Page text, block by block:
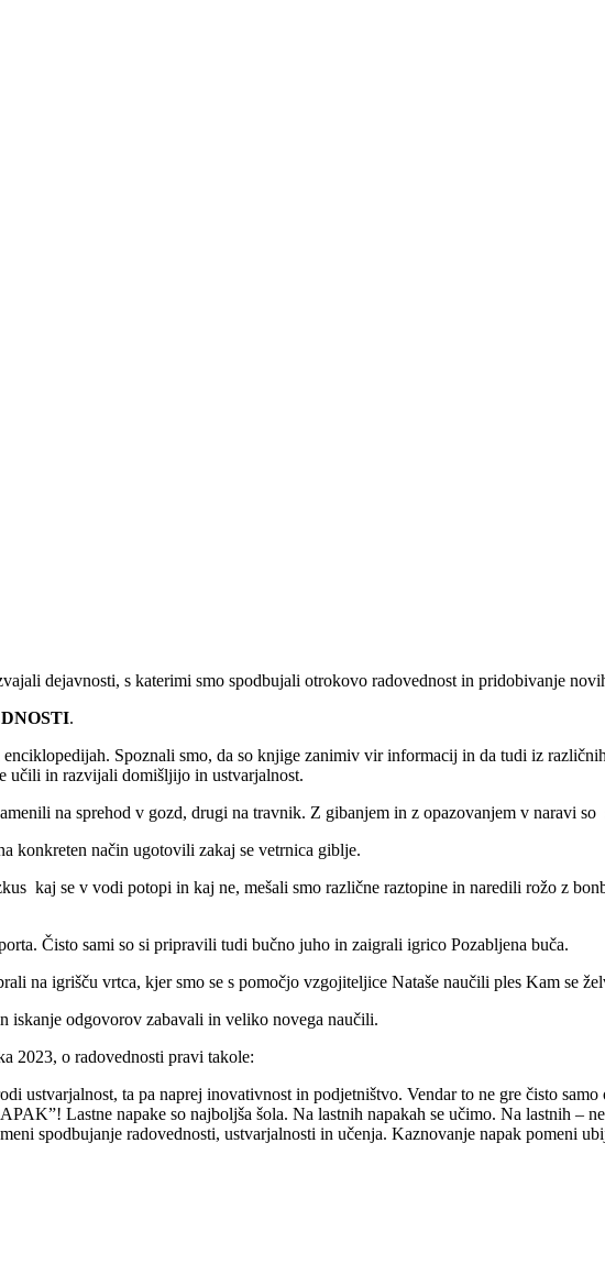
dejavnosti, s katerimi smo spodbujali otrokovo radovednost in pridobivanje
.
Spoznali smo, da so knjige zanimiv vir informacij in da tudi iz
učili in razvijali domišljijo in ustvarjalnost.
na sprehod v gozd, drugi na travnik. Z gibanjem in z opazovanjem v naravi
konkreten način ugotovili zakaj se vetrnica giblje.
kaj se v vodi potopi in kaj ne, mešali smo različne raztopine in naredili rožo z
Čisto sami so si pripravili tudi bučno juho in zaigrali igrico Pozabljena buča.
na igrišču vrtca, kjer smo se s pomočjo vzgojiteljice Nataše naučili ples Kam se
iskanje odgovorov zabavali in veliko novega naučili.
2023, o radovednosti pravi takole:
ustvarjalnost, ta pa naprej inovativnost in podjetništvo. Vendar to ne gre čisto
Lastne napake so najboljša šola. Na lastnih napakah se učimo. Na lastnih –
spodbujanje radovednosti, ustvarjalnosti in učenja. Kaznovanje napak pomeni